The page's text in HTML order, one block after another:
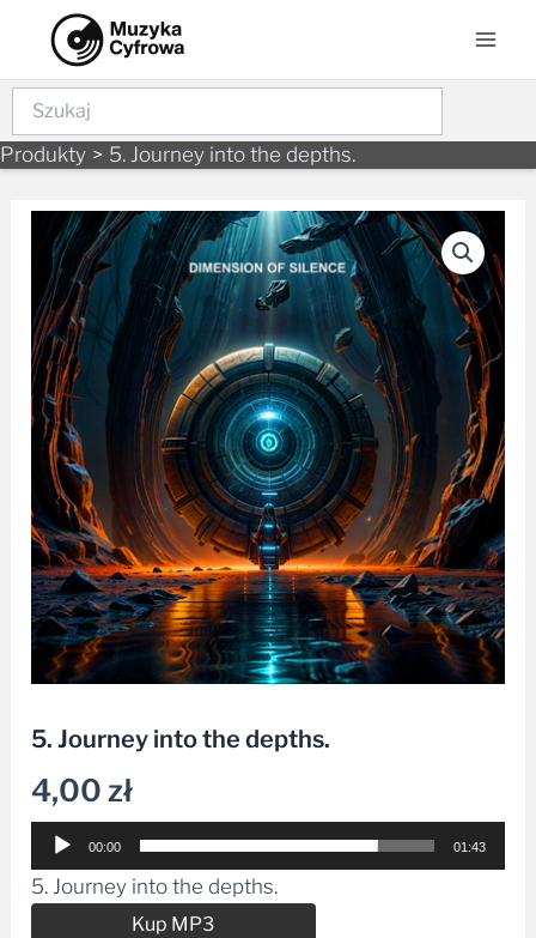
content
Szukaj
Produkty 5. Journey into the depths.
5. Journey into the depths.
4,00zł
Odtwarzacz
plików
dźwiękowych
00:00 01:43
5. Journey into the depths.
Kup MP3